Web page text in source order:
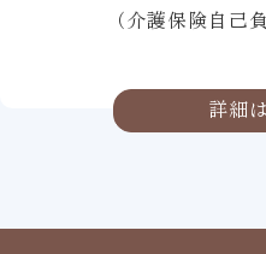
（介護保険自己
詳細